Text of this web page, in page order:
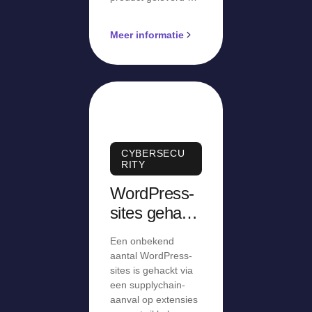
Meer informatie
CYBERSECU
RITY
WordPress-
sites gehackt
supplychain-
aanval op
extensies
Een onbekend
aantal WordPress-
sites is gehackt via
een supplychain-
aanval op extensies